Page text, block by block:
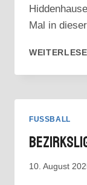
Mal in
FUSSBALL
10. August